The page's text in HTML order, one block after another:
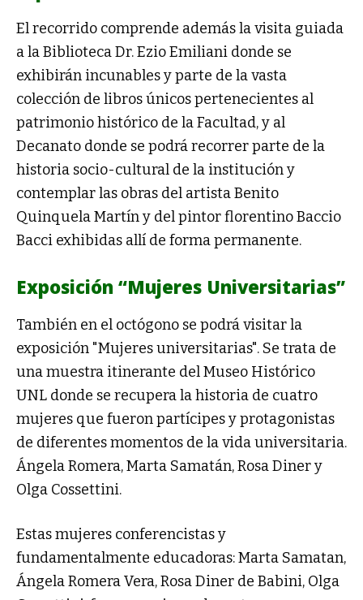
El recorrido comprende además la visita guiada
a la Biblioteca Dr. Ezio Emiliani donde se
exhibirán incunables y parte de la vasta
colección de libros únicos pertenecientes al
patrimonio histórico de la Facultad, y al
Decanato donde se podrá recorrer parte de la
historia socio-cultural de la institución y
contemplar las obras del artista Benito
Quinquela Martín y del pintor florentino Baccio
Bacci exhibidas allí de forma permanente.
Exposición “Mujeres Universitarias”
También en el octógono se podrá visitar la
exposición "Mujeres universitarias". Se trata de
una muestra itinerante del Museo Histórico
UNL donde se recupera la historia de cuatro
mujeres que fueron partícipes y protagonistas
de diferentes momentos de la vida universitaria.
Ángela Romera, Marta Samatán, Rosa Diner y
Olga Cossettini.
Estas mujeres conferencistas y
fundamentalmente educadoras: Marta Samatan,
Ángela Romera Vera, Rosa Diner de Babini, Olga